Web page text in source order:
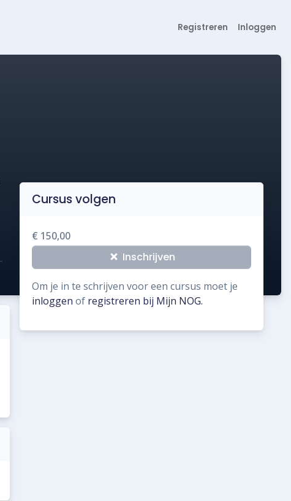
Registreren Inloggen
Cursus volgen
€ 150,00
Inschrijven
Om je in te schrijven voor een cursus moet je
inloggen of registreren bij Mijn NOG.